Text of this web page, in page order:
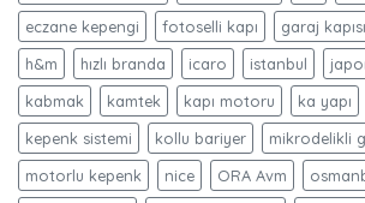
eczane kepengi fotoselli kapı garaj kapısı
h&m
hızlı branda icaro istanbul
kabmak
kamtek kapı motoru ka yapı
kepenk sistemi
kollu bariyer
mikrodelikli
motorlu kepenk
nice ORA Avm